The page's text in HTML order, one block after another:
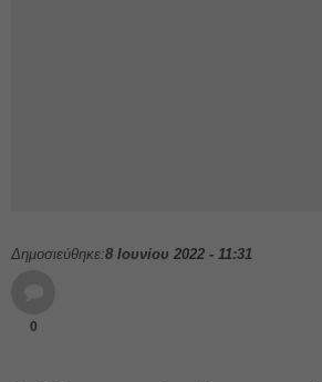
Δημοσιεύθηκε:8 Ιουνίου 2022 - 11:31
0